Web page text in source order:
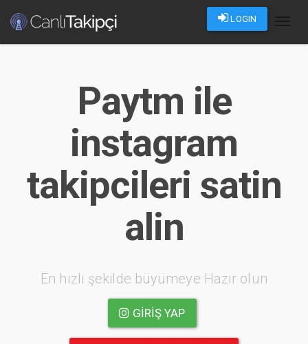
LOGIN
Paytm ile
instagram
takipcileri satin
alin
En hızlı şekilde büyümeye Hazır olun
GIRIŞ YAP